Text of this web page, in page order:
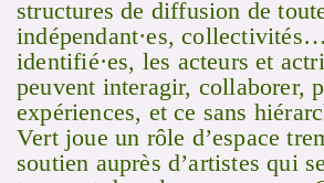
structures de diffusion de
indépendant·es,
identifié·es, les acteurs et
peuvent interagir, collaborer,
expériences, et ce sans
Vert joue un rôle d’espace
soutien auprès d’artistes qui